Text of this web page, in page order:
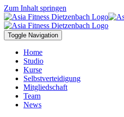
Zum Inhalt springen
Toggle Navigation
Home
Studio
Kurse
Selbstverteidigung
Mitgliedschaft
Team
News